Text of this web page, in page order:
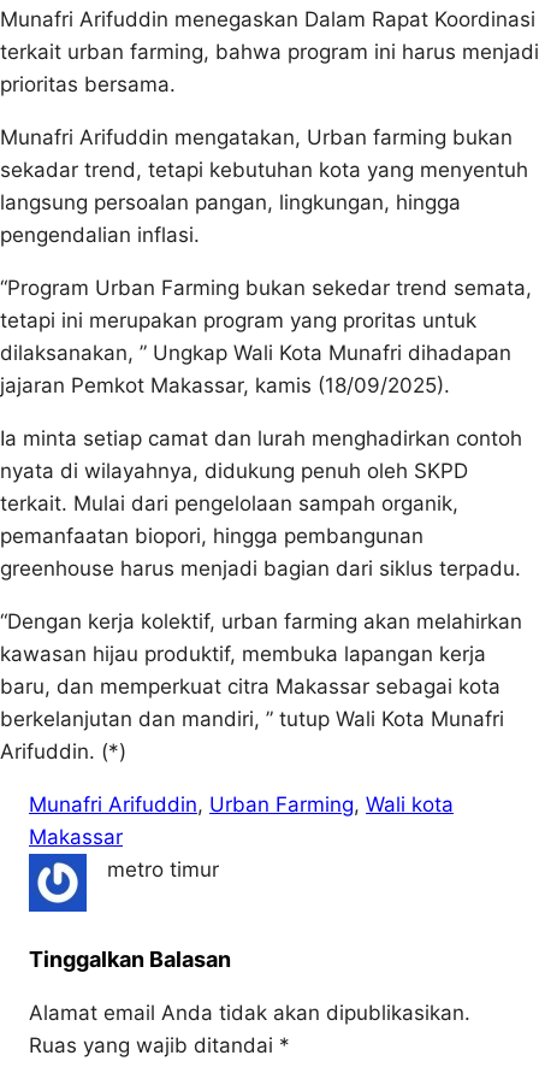
Munafri Arifuddin menegaskan Dalam Rapat Koordinasi
terkait urban farming, bahwa program ini harus menjadi
prioritas bersama.
Munafri Arifuddin mengatakan, Urban farming bukan
sekadar trend, tetapi kebutuhan kota yang menyentuh
langsung persoalan pangan, lingkungan, hingga
pengendalian inflasi.
“Program Urban Farming bukan sekedar trend semata,
tetapi ini merupakan program yang proritas untuk
dilaksanakan, ” Ungkap Wali Kota Munafri dihadapan
jajaran Pemkot Makassar, kamis (18/09/2025).
Ia minta setiap camat dan lurah menghadirkan contoh
nyata di wilayahnya, didukung penuh oleh SKPD
terkait. Mulai dari pengelolaan sampah organik,
pemanfaatan biopori, hingga pembangunan
greenhouse harus menjadi bagian dari siklus terpadu.
“Dengan kerja kolektif, urban farming akan melahirkan
kawasan hijau produktif, membuka lapangan kerja
baru, dan memperkuat citra Makassar sebagai kota
berkelanjutan dan mandiri, ” tutup Wali Kota Munafri
Arifuddin. (*)
Munafri Arifuddin, Urban Farming, Wali kota
Makassar
metro timur
Tinggalkan Balasan
Alamat email Anda tidak akan dipublikasikan.
Ruas yang wajib ditandai *